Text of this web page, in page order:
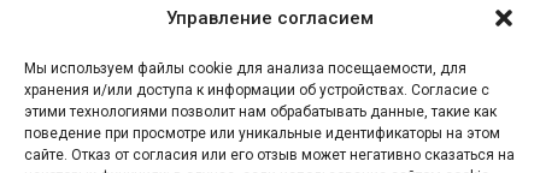
Управление согласием
Мы используем файлы cookie для анализа посещаемости, для
хранения и/или доступа к информации об устройствах. Согласие с
этими технологиями позволит нам обрабатывать данные, такие как
поведение при просмотре или уникальные идентификаторы на этом
сайте. Отказ от согласия или его отзыв может негативно сказаться на
принимается
Школа в здании IDF